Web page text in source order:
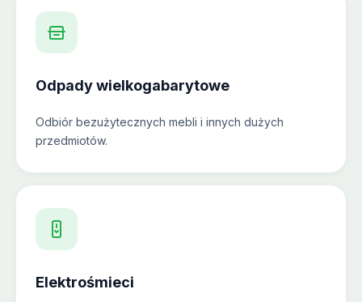
Odpady wielkogabarytowe
Odbiór bezużytecznych mebli i innych dużych
przedmiotów.
Elektrośmieci